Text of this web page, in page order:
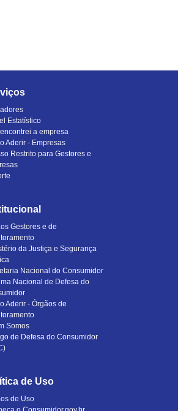
Estatístico
a empresa
Aderir - Empresas
Restrito para Gestores e
Gestores e de
da Justiça e Segurança
Nacional do Consumidor
Nacional de Defesa do
Aderir - Órgãos de
Somos
de Defesa do Consumidor
de Uso
de Uso